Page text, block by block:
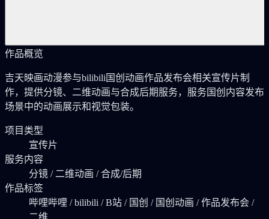
作品概览
吉天映画动漫参与bilibili国创动画作品发布会相关宣传片制
作，提供分镜、二维动画与合成后期服务，服务国创内容发布
场景中的动画展示和视觉包装。
项目类型
宣传片
服务内容
分镜 / 二维动画 / 合成/后期
作品标签
哔哩哔哩 / bilibili / B站 / 国创 / 国创动画 / 作品发布会 /
二维